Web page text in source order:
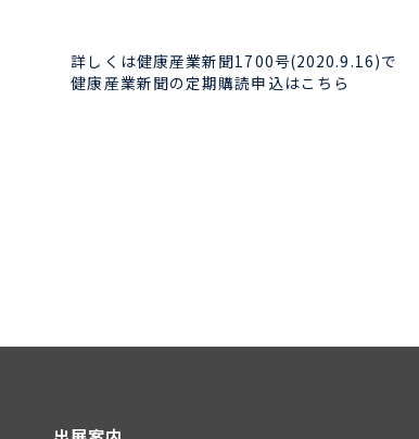
詳しくは健康産業新聞1700号(2020.9.16)で
健康産業新聞の定期購読申込はこちら